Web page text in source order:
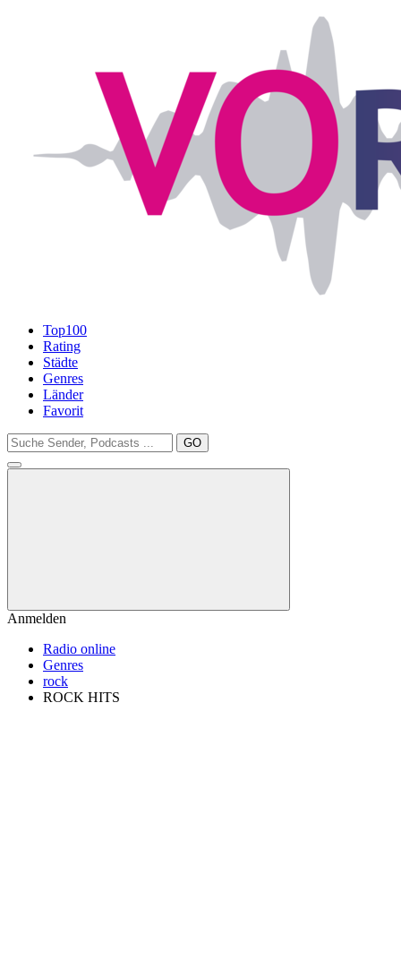
Top100
Rating
Städte
Genres
Länder
Favorit
GO
Anmelden
Radio online
Genres
rock
ROCK HITS